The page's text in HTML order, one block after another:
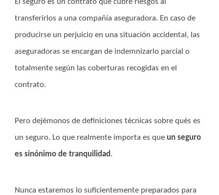
El seguro es un contrato que cubre riesgos al
transferirlos a una compañía aseguradora. En caso de
producirse un perjuicio en una situación accidental, las
aseguradoras se encargan de indemnizarlo parcial o
totalmente según las coberturas recogidas en el
contrato.
Pero dejémonos de definiciones técnicas sobre qués es
un seguro. Lo que realmente importa es que un seguro
es sinónimo de tranquilidad.
Nunca estaremos lo suficientemente preparados para